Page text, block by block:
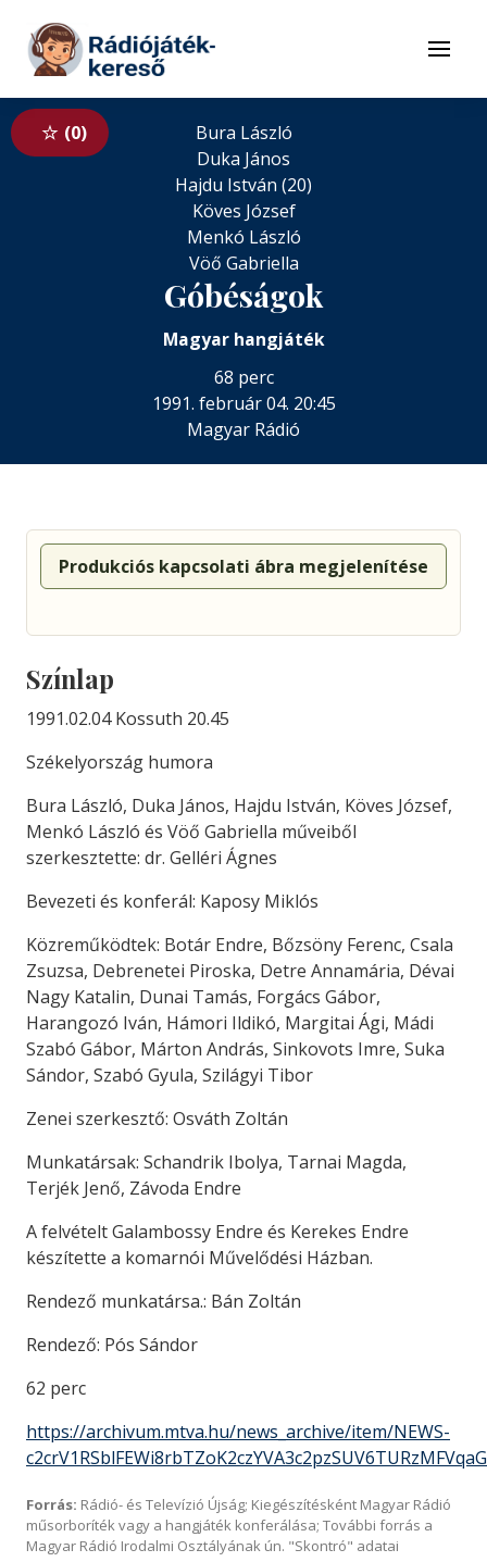
Tovább a tartalomhoz
Menü
0
Bura László
Duka János
Hajdu István (20)
Köves József
Menkó László
Vöő Gabriella
Góbéságok
Magyar hangjáték
68 perc
1991. február 04. 20:45
Magyar Rádió
Produkciós kapcsolati ábra megjelenítése
Színlap
1991.02.04 Kossuth 20.45
Székelyország humora
Bura László, Duka János, Hajdu István, Köves József,
Menkó László és Vöő Gabriella műveiből
szerkesztette: dr. Gelléri Ágnes
Bevezeti és konferál: Kaposy Miklós
Közreműködtek: Botár Endre, Bőzsöny Ferenc, Csala
Zsuzsa, Debrenetei Piroska, Detre Annamária, Dévai
Nagy Katalin, Dunai Tamás, Forgács Gábor,
Harangozó Iván, Hámori Ildikó, Margitai Ági, Mádi
Szabó Gábor, Márton András, Sinkovots Imre, Suka
Sándor, Szabó Gyula, Szilágyi Tibor
Zenei szerkesztő: Osváth Zoltán
Munkatársak: Schandrik Ibolya, Tarnai Magda,
Terjék Jenő, Závoda Endre
A felvételt Galambossy Endre és Kerekes Endre
készítette a komarnói Művelődési Házban.
Rendező munkatársa.: Bán Zoltán
Rendező: Pós Sándor
62 perc
https://archivum.mtva.hu/news_archive/item/NEWS-
Forrás: Rádió- és Televízió Újság; Kiegészítésként Magyar Rádió
műsorboríték vagy a hangjáték konferálása; További forrás a
Magyar Rádió Irodalmi Osztályának ún. "Skontró" adatai